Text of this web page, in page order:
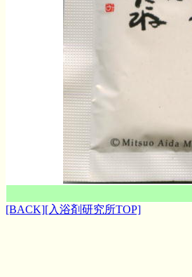
[BACK][入浴剤研究所TOP]